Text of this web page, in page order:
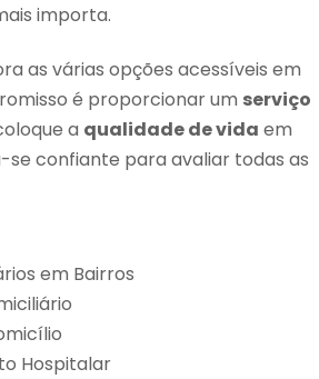
importa.
as várias opções acessíveis em
é proporcionar um serviço
a qualidade de vida em
se confiante para avaliar todas as
em Bairros
Hospitalar